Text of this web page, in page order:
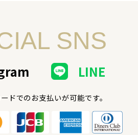
SNS
LINE
ドでのお支払いが可能です。